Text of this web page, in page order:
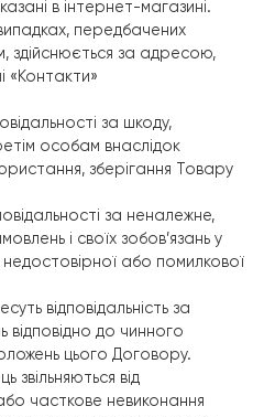
встановленого
у Товарі, Покупець
строки, що встановлені
має право пред’явити
Законом України
При пред’явленні вимог про
строк на їх усунення
Товару Продавцем
доступу до такого
Законом України
провадиться Продавцем за
передбачених
Продавець не
після його передання
Покупцем правил